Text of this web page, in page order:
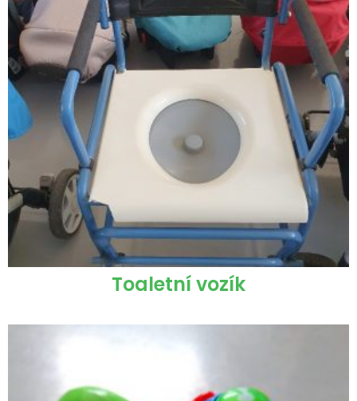
Toaletní vozík